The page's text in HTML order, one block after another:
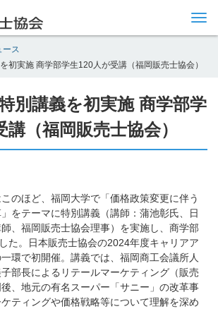
ース
初実施 商学部学生120人が受講（福岡販売士協会）
別講義を初実施 商学部学
（福岡販売士協会）
のほど、福岡大学で「価格政策変更に伴う
をテーマに特別講義（講師：蒲池彰氏、日
、福岡販売士協会理事）を実施し、商学部
た。日本販売士協会の2024年度キャリアア
環で初開催。講義では、福岡商工会議所人
部長によるリテールマーケティング（販売
、地元の有名スーパー「サニー」の改革事
ティングや価格戦略等について理解を深め